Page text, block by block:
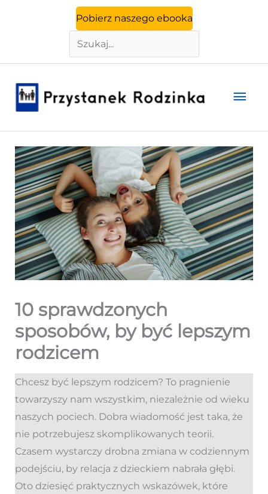
Pobierz naszego ebooka
Szukaj
10 sprawdzonych
sposobów, by być lepszym
rodzicem
Chcesz być lepszym rodzicem? To pragnienie
towarzyszy nam wszystkim, niezależnie od wieku
naszych pociech. Dobra wiadomość jest taka, że
nie potrzebujesz skomplikowanych teorii.
Czasem wystarczy drobna zmiana w codziennym
podejściu, by relacja z dzieckiem nabrała głębi.
Oto dziesięć praktycznych wskazówek, które